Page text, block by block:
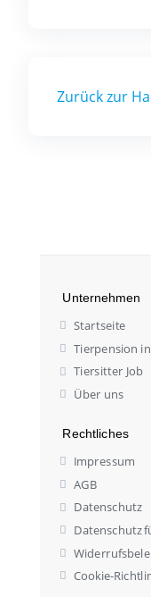
Zurück zur
Unternehmen
Startseite
Tierpension
Tiersitter Job
Über uns
Rechtliches
Impressum
AGB
Datenschutz
Datenschutz
Cookie-